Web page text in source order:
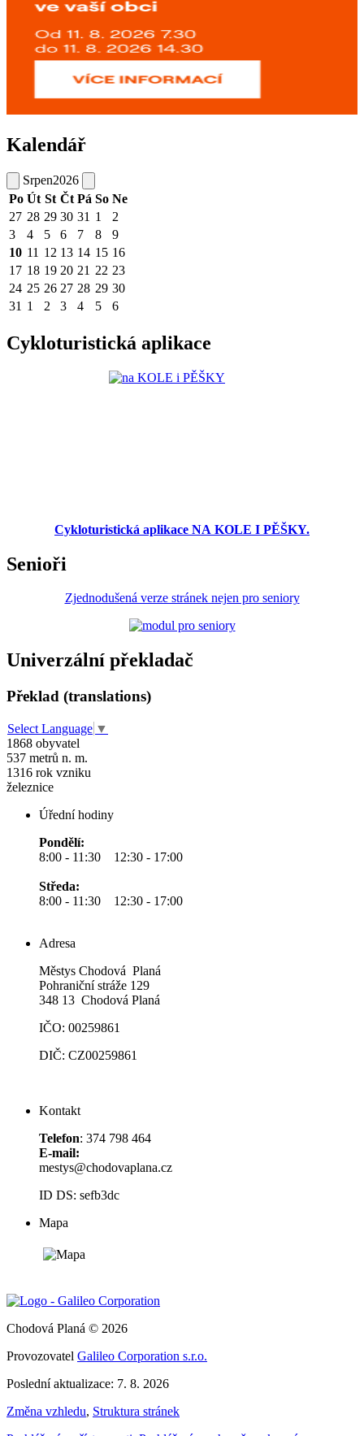
Kalendář
Srpen2026
Po Út St Čt Pá So Ne
27 28 29 30 31 1
2
3
4 5 6 7 8
9
10 11 12 13 14 15 16
17 18 19 20 21 22 23
24 25 26 27 28 29 30
31 1 2 3 4 5 6
Cykloturistická aplikace
Cykloturistická aplikace NA KOLE I PĚŠKY.
Senioři
Zjednodušená verze stránek nejen pro seniory
Univerzální překladač
Překlad (translations)
Select Language ▼
1868 obyvatel
537 metrů n. m.
1316 rok vzniku
železnice
Úřední hodiny
Pondělí:
8:00 - 11:30 12:30 - 17:00
Středa:
8:00 - 11:30 12:30 - 17:00
Adresa
Městys Chodová Planá
Pohraniční stráže 129
348 13 Chodová Planá
IČO: 00259861
DIČ: CZ00259861
Kontakt
Telefon: 374 798 464
E-mail:
mestys@chodovaplana.cz
ID DS: sefb3dc
Mapa
Chodová Planá © 2026
Provozovatel Galileo Corporation s.r.o.
Poslední aktualizace: 7. 8. 2026
Změna vzhledu, Struktura stránek